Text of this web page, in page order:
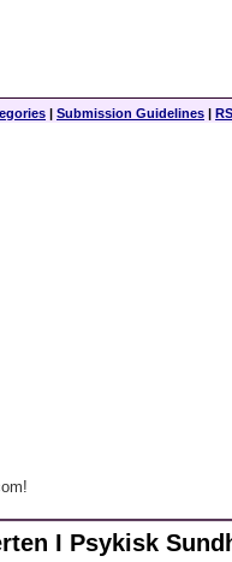
| Submission Guidelines |
I Psykisk